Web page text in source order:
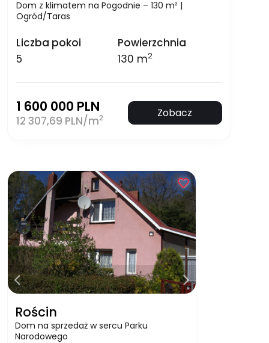
Dom z klimatem na Pogodnie – 130 m² |
Ogród/Taras
Liczba pokoi
5
Powierzchnia
130 m2
1 600 000 PLN
12 307,69 PLN/m2 Zobacz
Rościn
Dom na sprzedaż w sercu Parku
Narodowego